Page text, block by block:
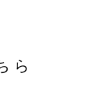
ら